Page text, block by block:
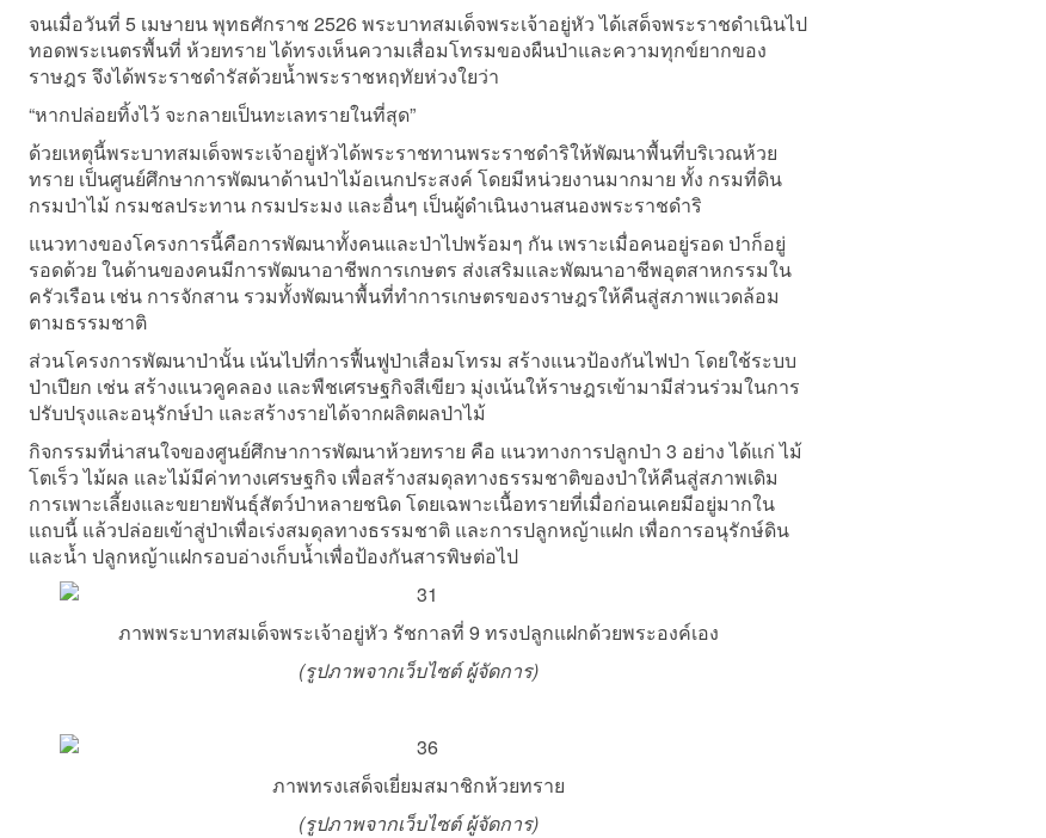
จนเมื่อวันที่ 5 เมษายน พุทธศักราช 2526 พระบาทสมเด็จพระเจ้าอยู่หัว ได้เสด็จพระราชดำเนินไป
ทอดพระเนตรพื้นที่ ห้วยทราย ได้ทรงเห็นความเสื่อมโทรมของผืนป่าและความทุกข์ยากของ
ราษฎร จึงได้พระราชดำรัสด้วยน้ำพระราชหฤทัยห่วงใยว่า
“หากปล่อยทิ้งไว้ จะกลายเป็นทะเลทรายในที่สุด”
ด้วยเหตุนี้พระบาทสมเด็จพระเจ้าอยู่หัวได้พระราชทานพระราชดำริให้พัฒนาพื้นที่บริเวณห้วย
ทราย เป็นศูนย์ศึกษาการพัฒนาด้านป่าไม้อเนกประสงค์ โดยมีหน่วยงานมากมาย ทั้ง กรมที่ดิน
กรมป่าไม้ กรมชลประทาน กรมประมง และอื่นๆ เป็นผู้ดำเนินงานสนองพระราชดำริ
แนวทางของโครงการนี้คือการพัฒนาทั้งคนและป่าไปพร้อมๆ กัน เพราะเมื่อคนอยู่รอด ป่าก็อยู่
รอดด้วย ในด้านของคนมีการพัฒนาอาชีพการเกษตร ส่งเสริมและพัฒนาอาชีพอุตสาหกรรมใน
ครัวเรือน เช่น การจักสาน รวมทั้งพัฒนาพื้นที่ทำการเกษตรของราษฎรให้คืนสู่สภาพแวดล้อม
ตามธรรมชาติ
ส่วนโครงการพัฒนาป่านั้น เน้นไปที่การฟื้นฟูป่าเสื่อมโทรม สร้างแนวป้องกันไฟป่า โดยใช้ระบบ
ป่าเปียก เช่น สร้างแนวคูคลอง และพืชเศรษฐกิจสีเขียว มุ่งเน้นให้ราษฎรเข้ามามีส่วนร่วมในการ
ปรับปรุงและอนุรักษ์ป่า และสร้างรายได้จากผลิตผลป่าไม้
กิจกรรมที่น่าสนใจของศูนย์ศึกษาการพัฒนาห้วยทราย คือ แนวทางการปลูกป่า 3 อย่าง ได้แก่ ไม้
โตเร็ว ไม้ผล และไม้มีค่าทางเศรษฐกิจ เพื่อสร้างสมดุลทางธรรมชาติของป่าให้คืนสู่สภาพเดิม
การเพาะเลี้ยงและขยายพันธุ์สัตว์ป่าหลายชนิด โดยเฉพาะเนื้อทรายที่เมื่อก่อนเคยมีอยู่มากใน
แถบนี้ แล้วปล่อยเข้าสู่ป่าเพื่อเร่งสมดุลทางธรรมชาติ และการปลูกหญ้าแฝก เพื่อการอนุรักษ์ดิน
และน้ำ ปลูกหญ้าแฝกรอบอ่างเก็บน้ำเพื่อป้องกันสารพิษต่อไป
ภาพพระบาทสมเด็จพระเจ้าอยู่หัว รัชกาลที่ 9 ทรงปลูกแฝกด้วยพระองค์เอง
(รูปภาพจากเว็บไซต์ผู้จัดการ)
ภาพทรงเสด็จเยี่ยมสมาชิกห้วยทราย
(รูปภาพจากเว็บไซต์ผู้จัดการ)